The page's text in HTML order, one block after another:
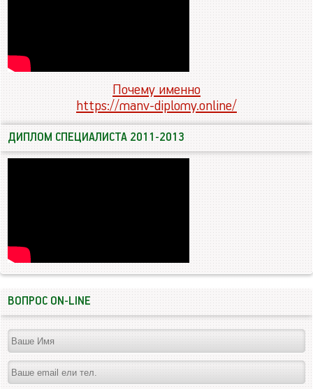
Почему именно
https://manv-diplomy.online/
ДИПЛОМ СПЕЦИАЛИСТА 2011-2013
ВОПРОС ON-LINE